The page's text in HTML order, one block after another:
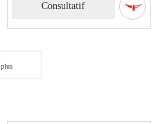
Consultatif